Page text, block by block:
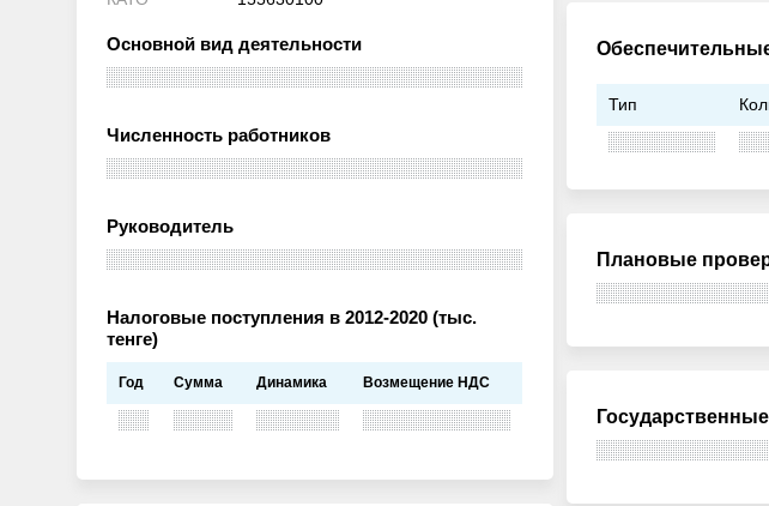
Основной вид деятельности
Численность работников
Руководитель
Налоговые поступления в 2012-2020 (тыс.
тенге)
Год Сумма Динамика Возмещение НДС
Тип
Плановые